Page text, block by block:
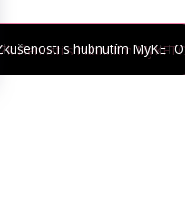
s hubnutím MyKETO